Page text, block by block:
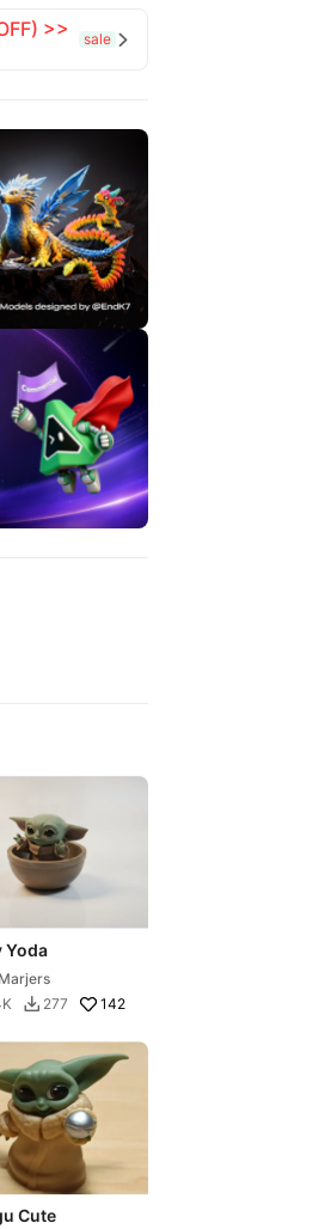
>>
sale 
Yoda
Marjers
 277 142
Cute